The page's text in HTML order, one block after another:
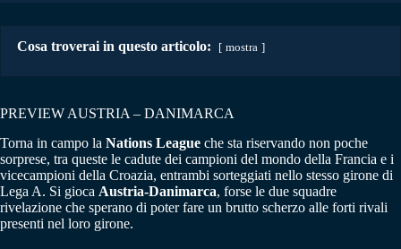
Cosa troverai in questo articolo: mostra
PREVIEW AUSTRIA – DANIMARCA
Torna in campo la Nations League che sta riservando non poche
sorprese, tra queste le cadute dei campioni del mondo della Francia e i
vicecampioni della Croazia, entrambi sorteggiati nello stesso girone di
Lega A. Si gioca Austria-Danimarca, forse le due squadre
rivelazione che sperano di poter fare un brutto scherzo alle forti rivali
presenti nel loro girone.